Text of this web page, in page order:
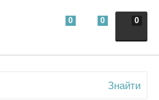
0
0 0
Знайти